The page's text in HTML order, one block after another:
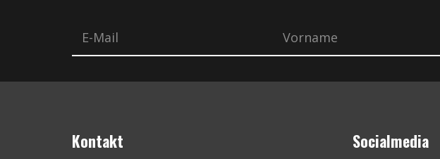
Kontakt Socialmedia